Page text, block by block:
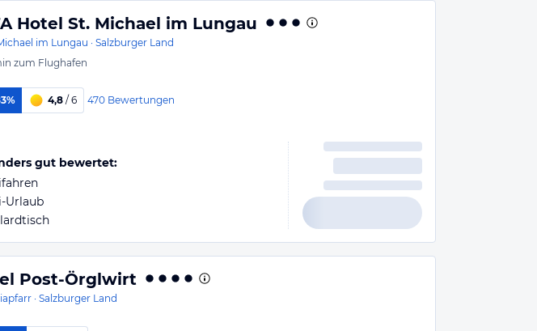
Hotel St. Michael im Lungau
im Lungau · Salzburger Land
zum Flughafen
4,8 / 6 470 Bewertungen
gut bewertet:
Urlaub
Post-Örglwirt
· Salzburger Land